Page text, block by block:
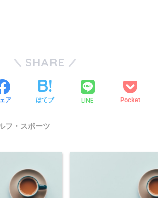
SHARE
ア はてブ LINE Pocket
フ・スポーツ